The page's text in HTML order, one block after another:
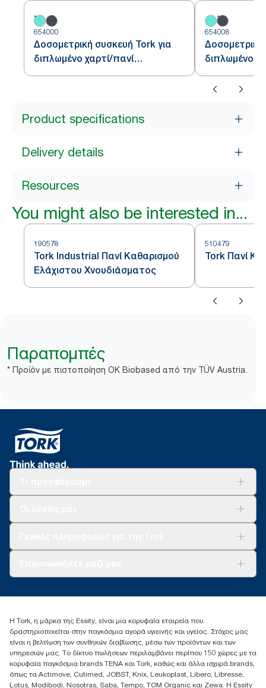
654000
Δοσομετρική συσκευή Tork για
διπλωμένο χαρτί/πανί
καθαρισμού επιφανειών
654008
διπλωμένο
καθαρισμού
Product specifications
Delivery details
Resources
You might also be interested in...
190578
Tork Industrial Πανί Καθαρισμού
Ελάχιστου Χνουδιάσματος
510479
Tork Πανί
Παραπομπές
* Προϊόν με πιστοποίηση OK Biobased από την TÜV Austria.
+302102705722
17th klm.National Road Athens-Lamia &2 Kalamatas
14564 N.Kifissia, Athens-Greece
Mob: +306932474930 (για Ελλάδα & Κύπρο)
Η Tork, η μάρκα της Essity, είναι μια κορυφαία εταιρεία που
δραστηριοποιείται στην παγκόσμια αγορά υγιεινής και υγείας. Στόχος μας
είναι η βελτίωση των συνθηκών διαβίωσης, μέσω των προϊόντων και των
υπηρεσιών μας. Το δίκτυο πωλήσεων περιλαμβάνει περίπου 150 χώρες με τα
κορυφαία παγκόσμια brands TENA και Tork, καθώς και άλλα ισχυρά brands,
όπως τα Actimove, Cutimed, JOBST, Knix, Leukoplast, Libero, Libresse,
Lotus, Modibodi, Nosotras, Saba, Tempo, TOM Organic και Zewa. Η Essity